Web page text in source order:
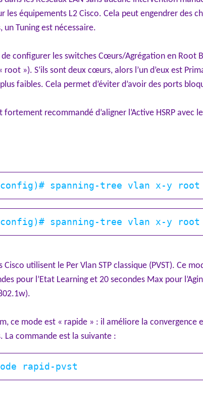
les équipements L2 Cisco. Cela peut engendrer des
un Tuning est nécessaire.
configurer les switches Cœurs/Agrégation en Root
»). S’ils sont deux cœurs, alors l’un d’eux est
faibles. Cela permet d’éviter d’avoir des ports
fortement recommandé d’aligner l’Active HSRP avec
utilisent le Per Vlan STP classique (PVST). Ce
pour l’Etat Learning et 20 secondes Max pour
ce mode est « rapide » : il améliore la
La commande est la suivante :